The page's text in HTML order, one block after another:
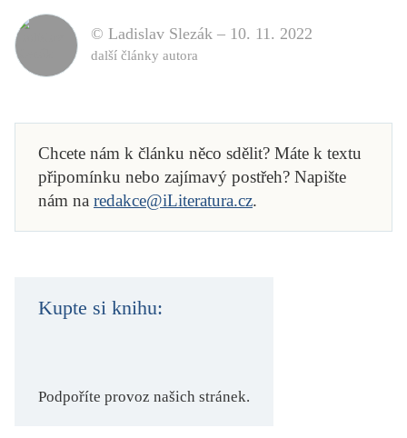
© Ladislav Slezák – 10. 11. 2022
další články autora
Chcete nám k článku něco sdělit? Máte k textu
připomínku nebo zajímavý postřeh? Napište
nám na redakce@iLiteratura.cz.
Kupte si knihu:
Podpoříte provoz našich stránek.